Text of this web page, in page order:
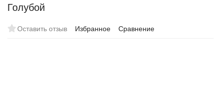
Голубой
Оставить отзыв Избранное Сравнение